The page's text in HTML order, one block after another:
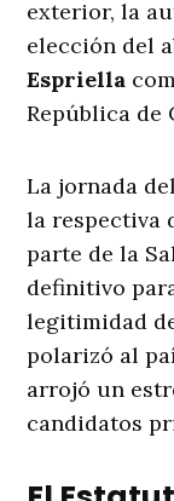
exterior, la
elección del
Espriella
República de
La jornada
la respectiva
parte de la
definitivo
legitimidad
polarizó al
arrojó un
candidatos